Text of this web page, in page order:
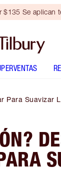
$135 Se aplican
Para Suavizar